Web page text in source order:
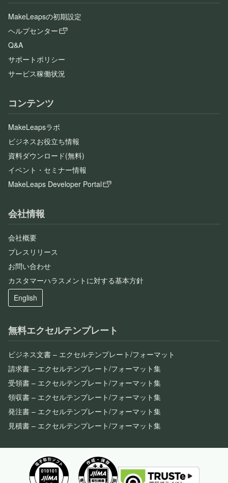
MakeLeapsの初期設定
ヘルプセンター
Q&A
サポートポリシー
サービス稼働状況
コンテンツ
MakeLeapsラボ
ビジネスお役立ち情報
資料ダウンロード(無料)
イベント・セミナー情報
MakeLeaps Developer Portal
会社情報
会社概要
プレスリリース
お問い合わせ
カスタマーハラスメントに対する基本方針
English
無料エクセルテンプレート
ビジネス文書 – エクセルテンプレート/フォーマット
請求書 – エクセルテンプレート/フォーマット集
受領書 – エクセルテンプレート/フォーマット集
領収書 – エクセルテンプレート/フォーマット集
発注書 – エクセルテンプレート/フォーマット集
見積書 – エクセルテンプレート/フォーマット集